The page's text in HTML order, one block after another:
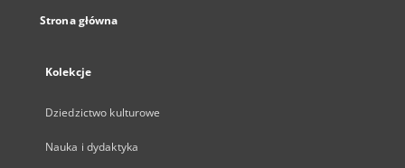
Strona główna
Kolekcje
Dziedzictwo kulturowe
Nauka i dydaktyka